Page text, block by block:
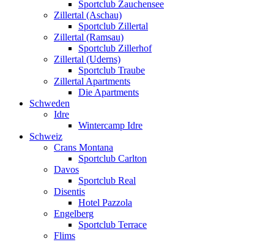
Sportclub Zauchensee
Zillertal (Aschau)
Sportclub Zillertal
Zillertal (Ramsau)
Sportclub Zillerhof
Zillertal (Uderns)
Sportclub Traube
Zillertal Apartments
Die Apartments
Schweden
Idre
Wintercamp Idre
Schweiz
Crans Montana
Sportclub Carlton
Davos
Sportclub Real
Disentis
Hotel Pazzola
Engelberg
Sportclub Terrace
Flims